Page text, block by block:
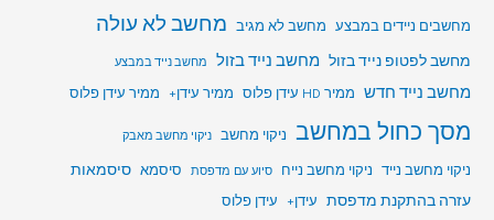
מחשבים ניידים במבצע מחשב לא מגיב מחשב לא עולה
מחשב לפטופ נייד בזול מחשב נייד בזול מחשב נייד במבצע
מחשב נייד חדש ממיר HD עידן פלוס ממיר עידן+ ממיר עידן פלוס
מסך כחול במחשב ניקוי מחשב ניקוי מחשב מאבק
ניקוי מחשב נייד ניקוי מחשב נייח סיוע עם מדפסת סיסמא סיסמאות
עזרה בהתקנת מדפסת עידן+ עידן פלוס